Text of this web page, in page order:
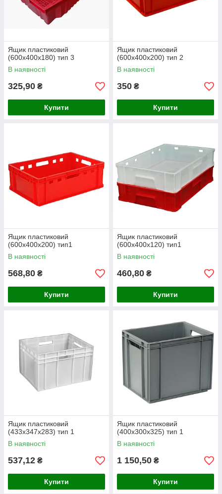
Ящик пластиковий
(600х400х180) тип 3
В наявності
325,90 ₴
Купити
Ящик пластиковий
(600x400x200) тип 2
В наявності
350 ₴
Купити
Ящик пластиковий
(600х400х200) тип1
В наявності
568,80 ₴
Купити
Ящик пластиковий
(600х400х120) тип1
В наявності
460,80 ₴
Купити
Ящик пластиковий
(433х347х283) тип 1
В наявності
537,12 ₴
Купити
Ящик пластиковий
(400х300х325) тип 1
В наявності
1 150,50 ₴
Купити